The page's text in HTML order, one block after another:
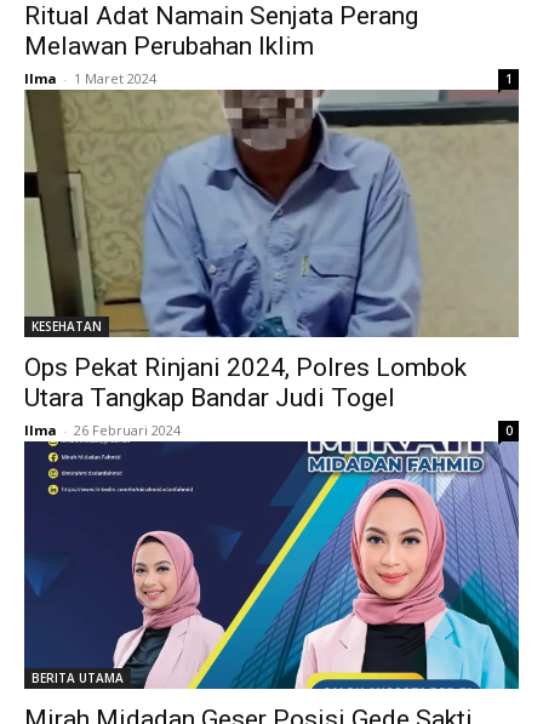
Ritual Adat Namain Senjata Perang
Melawan Perubahan Iklim
Ilma - 1 Maret 2024 1
KESEHATAN
Ops Pekat Rinjani 2024, Polres Lombok
Utara Tangkap Bandar Judi Togel
Ilma - 26 Februari 2024 0
BERITA UTAMA